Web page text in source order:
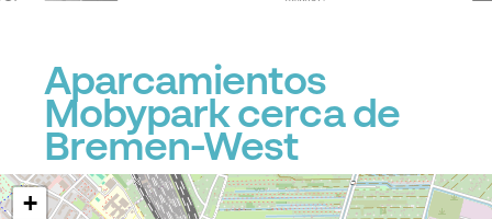
Aparcamientos
Mobypark cerca de
Bremen-West
+